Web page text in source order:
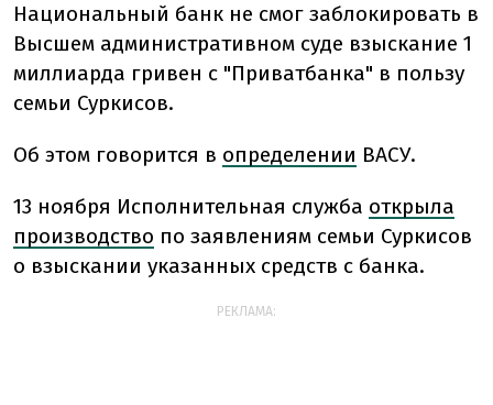
Национальный банк не смог заблокировать в
Высшем административном суде взыскание 1
миллиарда гривен с "Приватбанка" в пользу
семьи Суркисов.
Об этом говорится в определении ВАСУ.
13 ноября Исполнительная служба открыла
производство по заявлениям семьи Суркисов
о взыскании указанных средств с банка.
РЕКЛАМА: